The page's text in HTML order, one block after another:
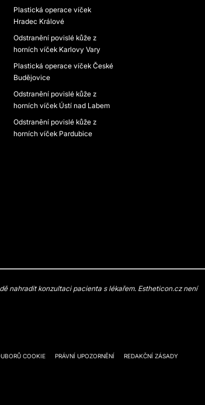
Plastická operace víček
Hradec Králové
Odstranění povislé kůže z
horních víček Karlovy Vary
Plastická operace víček České
Budějovice
Odstranění povislé kůže z
horních víček Ústí nad Labem
Odstranění povislé kůže z
horních víček Pardubice
nahradit konzultaci pacienta s lékařem. Estheticon.cz není
COOKIE PRÁVNÍ UPOZORNĚNÍ REDAKČNÍ ZÁSADY